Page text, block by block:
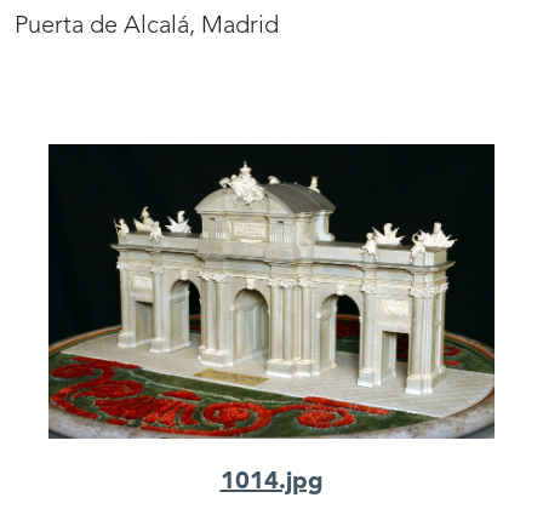
Puerta de Alcalá, Madrid
1014.jpg